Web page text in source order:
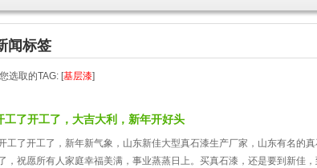
闻标签
您选取的TAG: [基层漆]
工了开工了，大吉大利，新年开好头
工了开工了，新年新气象，山东新佳大型真石漆生产厂家，山东有名的
，祝愿所有人家庭幸福美满，事业蒸蒸日上。买真石漆，还是要到新佳，